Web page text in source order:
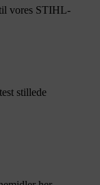
vores STIHL-
stillede